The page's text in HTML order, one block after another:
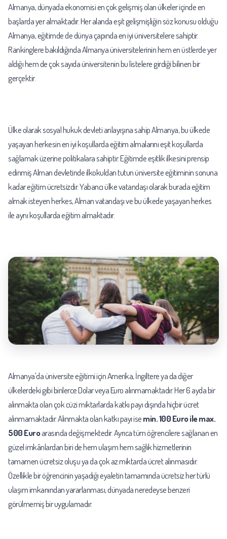
Almanya, dünyada ekonomisi en çok gelişmiş olan ülkeler içinde en
başlarda yer almaktadır. Her alanda eşit gelişmişliğin söz konusu olduğu
Almanya, eğitimde de dünya çapında en iyi üniversitelere sahiptir.
Rankinglere bakıldığında Almanya üniversitelerinin hem en üstlerde yer
aldığı hem de çok sayıda üniversitenin bu listelere girdiği bilinen bir
gerçektir.
Ülke olarak sosyal hukuk devleti anlayışına sahip Almanya, bu ülkede
yaşayan herkesin en iyi koşullarda eğitim almalarını eşit koşullarda
sağlamak üzerine politikalara sahiptir. Eğitimde eşitlik ilkesini prensip
edinmiş Alman devletinde ilkokuldan tutun üniversite eğitiminin sonuna
kadar eğitim ücretsizdir. Yabancı ülke vatandaşı olarak burada eğitim
almak isteyen herkes, Alman vatandaşı ve bu ülkede yaşayan herkes
ile aynı koşullarda eğitim almaktadır.
Almanya'da üniversite eğitimi için Amerika, İngiltere ya da diğer
ülkelerdeki gibi binlerce Dolar veya Euro alınmamaktadır. Her 6 ayda bir
alınmakta olan çok cüzi miktarlarda katkı payı dışında hiçbir ücret
alınmamaktadır. Alınmakta olan katkı payı isemin. 100 Euro ile max.
500 Euroarasında değişmektedir. Ayrıca tüm öğrencilere sağlanan en
güzel imkânlardan biri de hem ulaşım hem sağlık hizmetlerinin
tamamen ücretsiz oluşu ya da çok az miktarda ücret alınmasıdır.
Özellikle bir öğrencinin yaşadığı eyaletin tamamında ücretsiz her türlü
ulaşım imkanından yararlanması, dünyada neredeyse benzeri
görülmemiş bir uygulamadır.